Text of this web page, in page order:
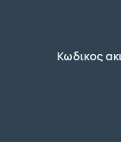
Κωδικος